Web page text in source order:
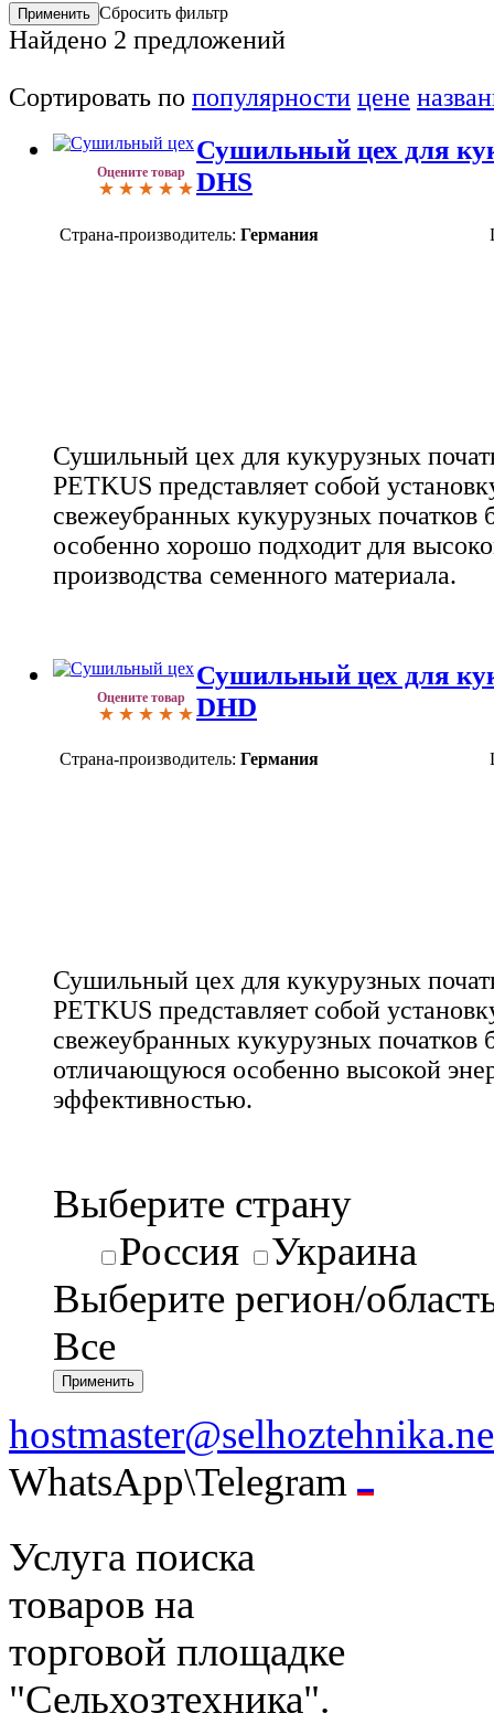
Сбросить фильтр
Найдено 2 предложений
Сортировать по популярности цене
Оцените товар
Сушильный цех для
DHS
Страна-производитель: Германия
Сушильный цех для кукурузных
PETKUS представляет собой
свежеубранных кукурузных початков
особенно хорошо подходит для
производства семенного материала.
Оцените товар
Сушильный цех для
DHD
Страна-производитель: Германия
Сушильный цех для кукурузных
PETKUS представляет собой
свежеубранных кукурузных початков
отличающуюся особенно высокой
эффективностью.
Выберите страну
Россия
Украина
Выберите регион/
Все
WhatsApp\Telegram
Услуга поиска
товаров на
торговой площадке
"Сельхозтехника".